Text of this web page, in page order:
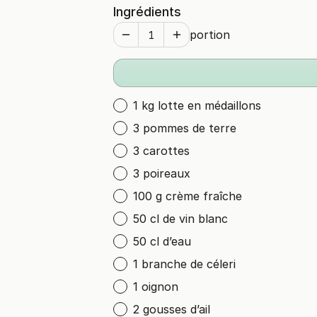
Ingrédients
portion
1 kg lotte en médaillons
3 pommes de terre
3 carottes
3 poireaux
100 g crème fraîche
50 cl de vin blanc
50 cl d’eau
1 branche de céleri
1 oignon
2 gousses d’ail